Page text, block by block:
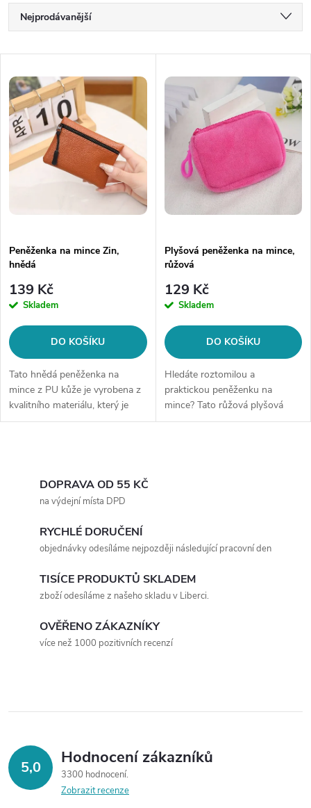
Ř
a
z
e
n
r
o
d
u
k
Nejprodávanější
Abecedně
V
ý
p
i
s
p
r
o
d
u
k
Peněženka na mince Zin,
hnědá
139 Kč
Skladem
DO KOŠÍKU
Tato hnědá peněženka na
mince z PU kůže je vyrobena z
kvalitního materiálu, který je
měkký a ohebný. Peněženka má
Plyšová peněženka na mince,
růžová
129 Kč
Skladem
DO KOŠÍKU
Hledáte roztomilou a
praktickou peněženku na
mince? Tato růžová plyšová
peněženka je ideální volbou! Je
r
v
k
DOPRAVA OD 55 KČ
na výdejní místa DPD
RYCHLÉ DORUČENÍ
objednávky odesíláme nejpozději následující pracovní den
TISÍCE PRODUKTŮ SKLADEM
zboží odesíláme z našeho skladu v Liberci.
OVĚŘENO ZÁKAZNÍKY
více než 1000 pozitivních recenzí
5,0 Hodnocení zákazníků
3300 hodnocení
Zobrazit recenze